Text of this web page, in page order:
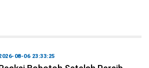
08-06 23:33:25